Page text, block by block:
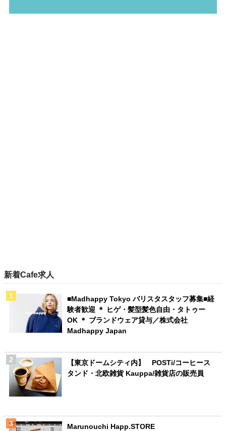
新着Cafe求人
■Madhappy Tokyo バリスタスタッフ募集■経
験者歓迎 ＊ ヒゲ・髪型髪色自由・タトゥー
OK ＊ ブランドウェア貸与／株式会社
Madhappy Japan
【東京ドームシティ内】 POSTi/コーヒース
タンド・北欧雑貨 Kauppa/雑貨店の販売員
Marunouchi Happ.STORE